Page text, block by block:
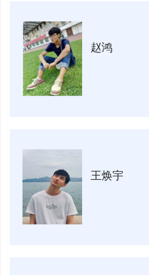
赵鸿
王焕宇